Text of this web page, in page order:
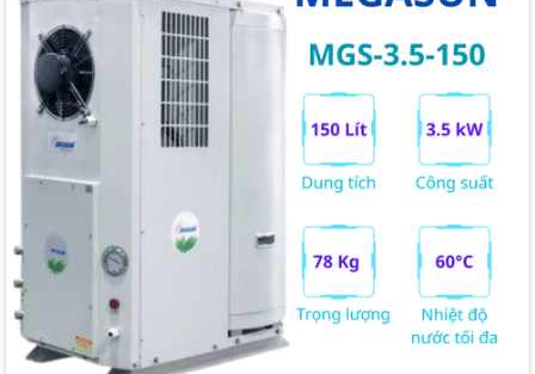
Mã giảm giá: